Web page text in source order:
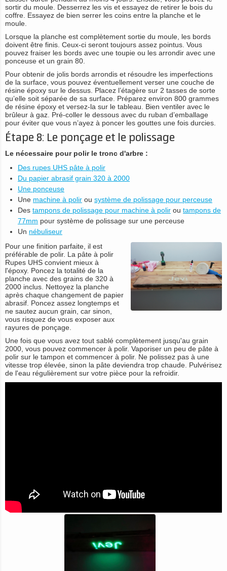
sortir du moule. Desserrez les vis et essayez de retirer le bois du
coffre. Essayez de bien serrer les coins entre la planche et le
moule.
Lorsque la planche est complètement sortie du moule, les bords
doivent être finis. Ceux-ci seront toujours assez pointus. Vous
pouvez fraiser les bords avec une toupie ou les arrondir avec une
ponceuse et un grain 80.
Pour obtenir de jolis bords arrondis et résoudre les imperfections
de la surface, vous pouvez éventuellement verser une couche de
résine époxy sur le dessus. Placez l’étagère sur 2 tasses de sorte
qu’elle soit séparée de sa surface. Préparez environ 800 grammes
de résine époxy et versez-la sur le tableau. Bien ventiler avec le
brûleur à gaz. Pré-coller le dessous avec du ruban d’emballage
pour éviter que vous n’ayez à poncer les gouttes une fois durcies.
Étape 8: Le ponçage et le polissage
Le nécessaire pour polir le tronc d'arbre :
Des rupes UHS pâte à polir
Du papier abrasif grain 320 à 2000
Une ponceuse
Une machine à polir ou système de polissage pour perceuse
Des tampons de polissage pour machine à polir ou tampons de
77mm pour système de polissage sur une perceuse
Un nébuliseur
Pour une finition parfaite, il est
préférable de polir. La pâte à polir
Rupes UHS convient mieux à
l'époxy. Poncez la totalité de la
planche avec des grains de 320 à
2000 inclus. Nettoyez la planche
après chaque changement de papier
abrasif. Poncez assez longtemps et
ne sautez aucun grain, car sinon,
vous risquez de vous exposer aux
rayures de ponçage.
Une fois que vous avez tout sablé complètement jusqu'au grain
2000, vous pouvez commencer à polir. Vaporiser un peu de pâte à
polir sur le tampon et commencer à polir. Ne polissez pas à une
vitesse trop élevée, sinon la pâte deviendra trop chaude. Pulvérisez
de l'eau régulièrement sur votre pièce pour la refroidir.